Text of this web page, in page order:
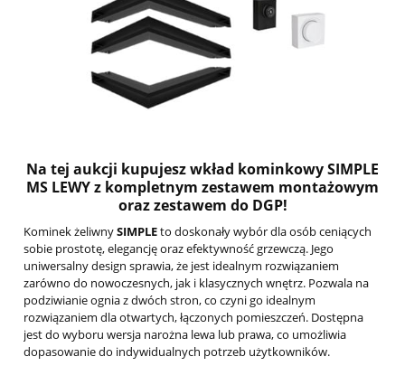
Na tej aukcji kupujesz wkład kominkowySIMPLE
MS LEWYz kompletnym zestawem montażowym
oraz zestawem do DGP!
Kominek żeliwnySIMPLEto doskonały wybór dla osób ceniących
sobie prostotę, elegancję oraz efektywność grzewczą. Jego
uniwersalny design sprawia, że jest idealnym rozwiązaniem
zarówno do nowoczesnych, jak i klasycznych wnętrz. Pozwala na
podziwianie ognia z dwóch stron, co czyni go idealnym
rozwiązaniem dla otwartych, łączonych pomieszczeń. Dostępna
jest do wyboru wersja narożna lewa lub prawa, co umożliwia
dopasowanie do indywidualnych potrzeb użytkowników.